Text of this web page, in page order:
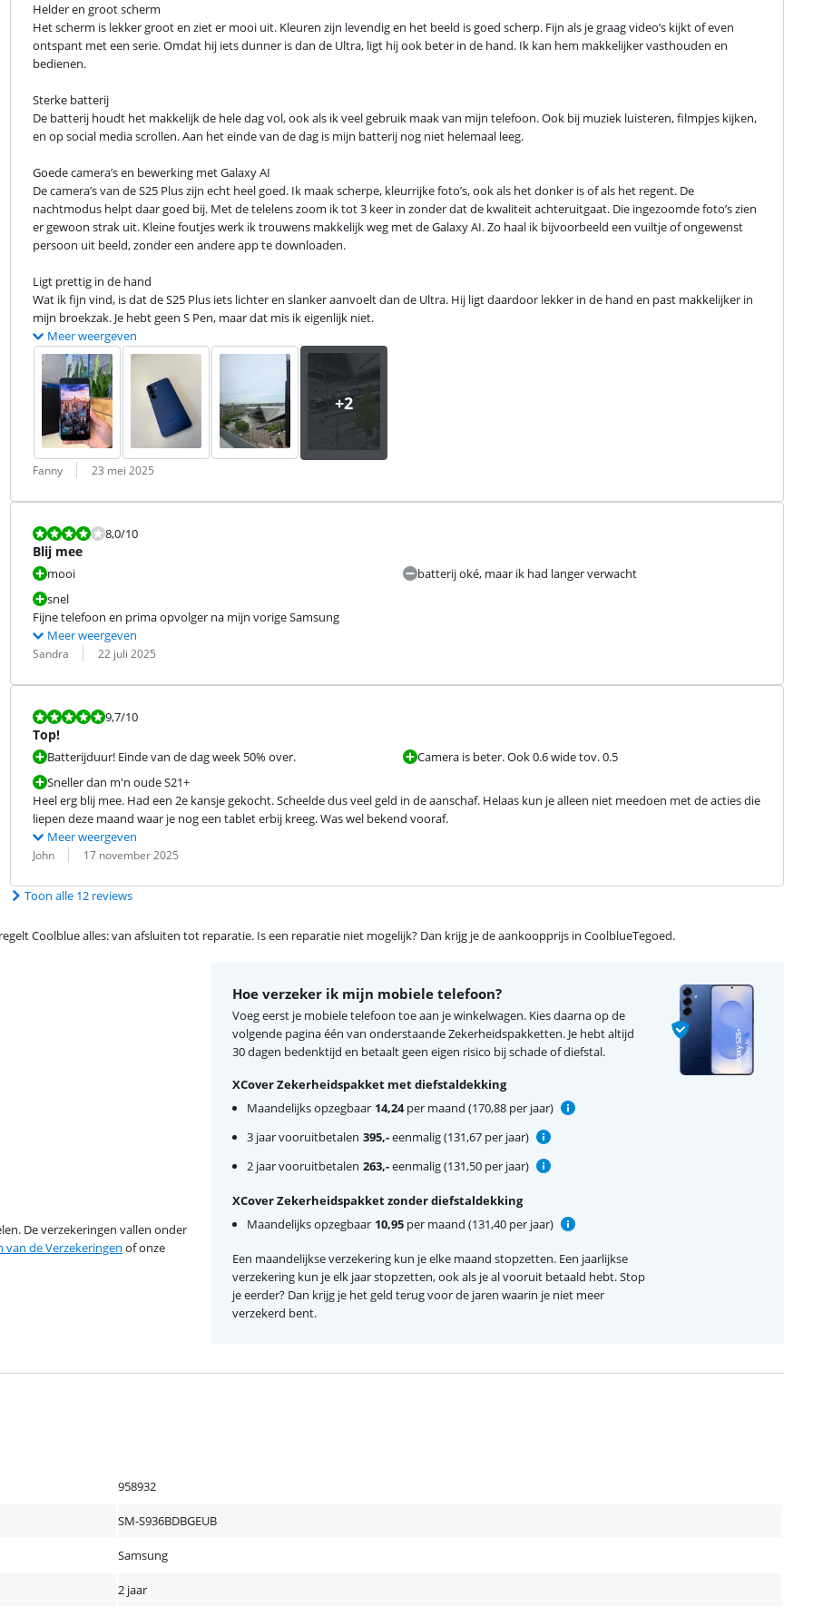
Helder en groot scherm
Het scherm is lekker groot en ziet er mooi uit. Kleuren zijn levendig en het beeld is goed scherp. Fijn als je graag video’s kijkt of even
ontspant met een serie. Omdat hij iets dunner is dan de Ultra, ligt hij ook beter in de hand. Ik kan hem makkelijker vasthouden en
bedienen.
Sterke batterij
De batterij houdt het makkelijk de hele dag vol, ook als ik veel gebruik maak van mijn telefoon. Ook bij muziek luisteren, filmpjes kijken,
en op social media scrollen. Aan het einde van de dag is mijn batterij nog niet helemaal leeg.
Goede camera’s en bewerking met Galaxy AI
De camera’s van de S25 Plus zijn echt heel goed. Ik maak scherpe, kleurrijke foto’s, ook als het donker is of als het regent. De
nachtmodus helpt daar goed bij. Met de telelens zoom ik tot 3 keer in zonder dat de kwaliteit achteruitgaat. Die ingezoomde foto’s zien
er gewoon strak uit. Kleine foutjes werk ik trouwens makkelijk weg met de Galaxy AI. Zo haal ik bijvoorbeeld een vuiltje of ongewenst
persoon uit beeld, zonder een andere app te downloaden.
Ligt prettig in de hand
Wat ik fijn vind, is dat de S25 Plus iets lichter en slanker aanvoelt dan de Ultra. Hij ligt daardoor lekker in de hand en past makkelijker in
mijn broekzak. Je hebt geen S Pen, maar dat mis ik eigenlijk niet.
Meer weergeven
Beoordeling door:
Fanny
Datum: 23 mei 2025
Beoordeling is 8,0 van de 10.
8,0/10
Blij mee
mooi
snel
batterij oké, maar ik had langer verwacht
Fijne telefoon en prima opvolger na mijn vorige Samsung
Meer weergeven
Beoordeling door:
Sandra
Datum: 22 juli 2025
Beoordeling is 9,7 van de 10.
9,7/10
Top!
Batterijduur! Einde van de dag week 50% over.
Sneller dan m'n oude S21+
Camera is beter. Ook 0.6 wide tov. 0.5
Heel erg blij mee. Had een 2e kansje gekocht. Scheelde dus veel geld in de aanschaf. Helaas kun je alleen niet meedoen met de acties die
liepen deze maand waar je nog een tablet erbij kreeg. Was wel bekend vooraf.
Meer weergeven
Beoordeling door:
John
Datum: 17 november 2025
Toon alle 12 reviews
Coolblue alles: van afsluiten tot reparatie. Is een reparatie niet mogelijk? Dan krijg je de aankoopprijs in CoolblueTegoed.
De verzekeringen vallen onder
van de Verzekeringen of onze
Hoe verzeker ik mijn mobiele telefoon?
Voeg eerst je mobiele telefoon toe aan je winkelwagen. Kies daarna op de
volgende pagina één van onderstaande Zekerheidspakketten. Je hebt altijd
30 dagen bedenktijd en betaalt geen eigen risico bij schade of diefstal.
XCover Zekerheidspakket met diefstaldekking
Maandelijks opzegbaar 14,24per maand (170,88 per jaar)
3 jaar vooruitbetalen 395,-eenmalig (131,67 per jaar)
2 jaar vooruitbetalen 263,-eenmalig (131,50 per jaar)
XCover Zekerheidspakket zonder diefstaldekking
Maandelijks opzegbaar 10,95per maand (131,40 per jaar)
Een maandelijkse verzekering kun je elke maand stopzetten. Een jaarlijkse
verzekering kun je elk jaar stopzetten, ook als je al vooruit betaald hebt. Stop
je eerder? Dan krijg je het geld terug voor de jaren waarin je niet meer
verzekerd bent.
958932
SM-S936BDBGEUB
Samsung
2 jaar